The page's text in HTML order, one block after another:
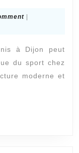
court
de
tennis
|
à Dijon peut
du sport chez
moderne et